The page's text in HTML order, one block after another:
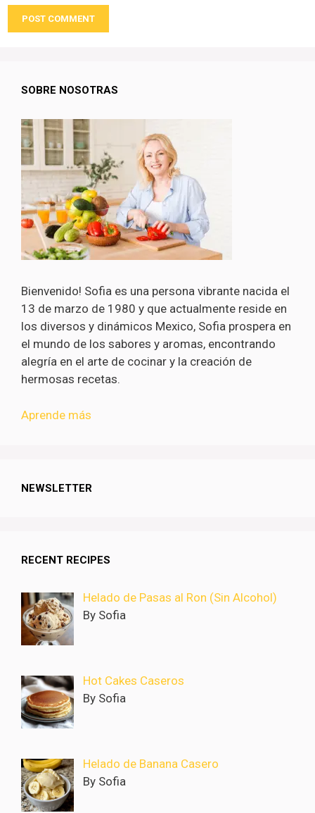
SOBRE NOSOTRAS
Bienvenido! Sofia es una persona vibrante nacida el
13 de marzo de 1980 y que actualmente reside en
los diversos y dinámicos Mexico, Sofia prospera en
el mundo de los sabores y aromas, encontrando
alegría en el arte de cocinar y la creación de
hermosas recetas.
Aprende más
NEWSLETTER
RECENT RECIPES
Helado de Pasas al Ron (Sin Alcohol)
By Sofia
Hot Cakes Caseros
By Sofia
Helado de Banana Casero
By Sofia